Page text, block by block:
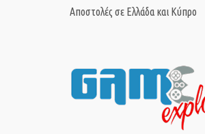
Αποστολές σε Ελλάδα και Κύπρο